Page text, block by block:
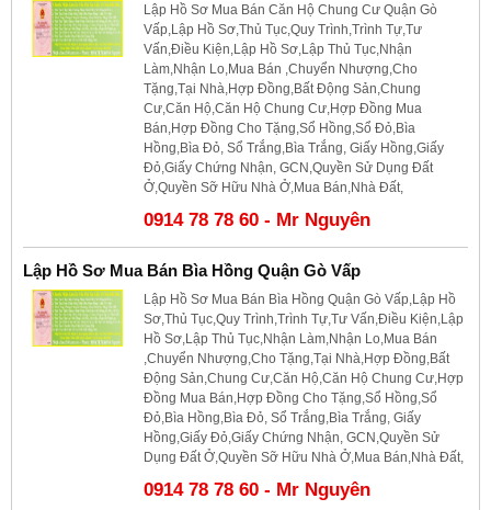
Lập Hồ Sơ Mua Bán Căn Hộ Chung Cư Quận Gò
Vấp,Lập Hồ Sơ,Thủ Tục,Quy Trình,Trình Tự,Tư
Vấn,Điều Kiện,Lập Hồ Sơ,Lập Thủ Tục,Nhận
Làm,Nhận Lo,Mua Bán ,Chuyển Nhượng,Cho
Tặng,Tại Nhà,Hợp Đồng,Bất Động Sản,Chung
Cư,Căn Hộ,Căn Hộ Chung Cư,Hợp Đồng Mua
Bán,Hợp Đồng Cho Tặng,Sổ Hồng,Sổ Đỏ,Bìa
Hồng,Bìa Đỏ, Sổ Trắng,Bìa Trắng, Giấy Hồng,Giấy
Đỏ,Giấy Chứng Nhận, GCN,Quyền Sử Dụng Đất
Ở,Quyền Sỡ Hữu Nhà Ở,Mua Bán,Nhà Đất,
0914 78 78 60 - Mr Nguyên
Lập Hồ Sơ Mua Bán Bìa Hồng Quận Gò Vấp
Lập Hồ Sơ Mua Bán Bìa Hồng Quận Gò Vấp,Lập Hồ
Sơ,Thủ Tục,Quy Trình,Trình Tự,Tư Vấn,Điều Kiện,Lập
Hồ Sơ,Lập Thủ Tục,Nhận Làm,Nhận Lo,Mua Bán
,Chuyển Nhượng,Cho Tặng,Tại Nhà,Hợp Đồng,Bất
Động Sản,Chung Cư,Căn Hộ,Căn Hộ Chung Cư,Hợp
Đồng Mua Bán,Hợp Đồng Cho Tặng,Sổ Hồng,Sổ
Đỏ,Bìa Hồng,Bìa Đỏ, Sổ Trắng,Bìa Trắng, Giấy
Hồng,Giấy Đỏ,Giấy Chứng Nhận, GCN,Quyền Sử
Dụng Đất Ở,Quyền Sỡ Hữu Nhà Ở,Mua Bán,Nhà Đất,
0914 78 78 60 - Mr Nguyên